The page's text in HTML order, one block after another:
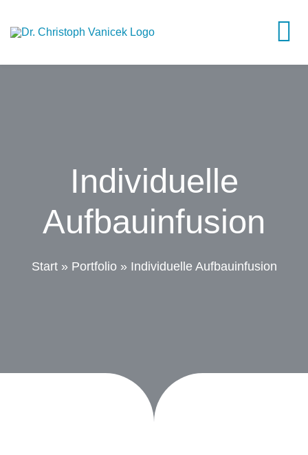
Behandlungen
Kontakt
Individuelle
Aufbauinfusion
Start» Portfolio» Individuelle Aufbauinfusion